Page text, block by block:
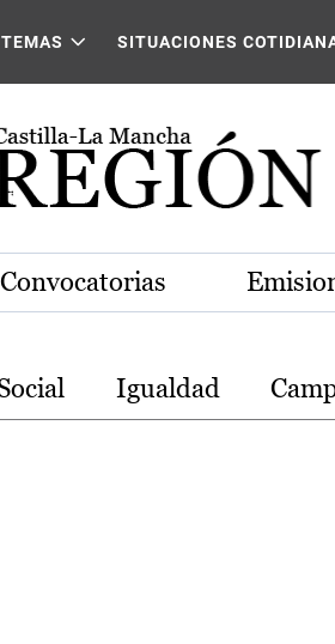
TEMAS SITUACIONES
Convocatorias
Igualdad